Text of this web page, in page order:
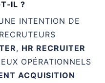
?
INTENTION DE
, HR RECRUITER
OPÉRATIONNELS
ACQUISITION